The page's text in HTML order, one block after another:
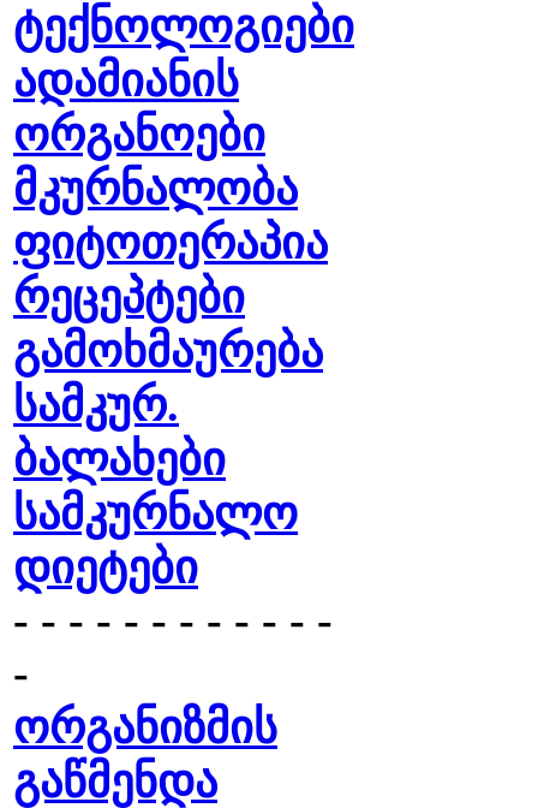
ტექნოლოგიები
ადამიანის
ორგანოები
მკურნალობა
ფიტოთერაპია
რეცეპტები
გამოხმაურება
სამკურ.
ბალახები
სამკურნალო
დიეტები
- - - - - - - - - - - -
-
ორგანიზმის
გაწმენდა